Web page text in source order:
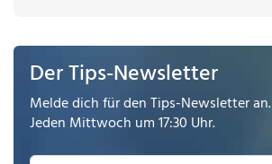
Der Tips-Newsletter
Melde dich für den Tips-Newsletter an.
Jeden Mittwoch um 17:30 Uhr.